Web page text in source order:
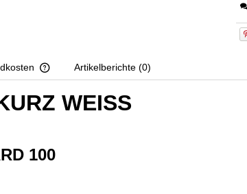
The price does not include any possible
Artikelberichte (0)
WEISS
100